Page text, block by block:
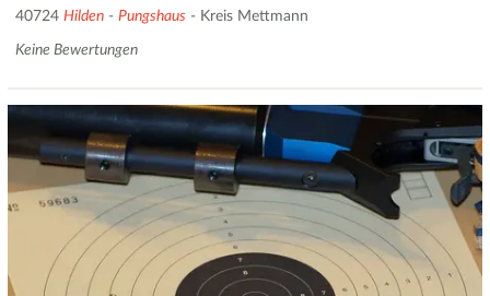
40724 Hilden - Pungshaus - Kreis Mettmann
Keine Bewertungen